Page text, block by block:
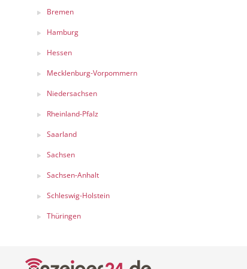
Bremen
Hamburg
Hessen
Mecklenburg-Vorpommern
Niedersachsen
Rheinland-Pfalz
Saarland
Sachsen
Sachsen-Anhalt
Schleswig-Holstein
Thüringen